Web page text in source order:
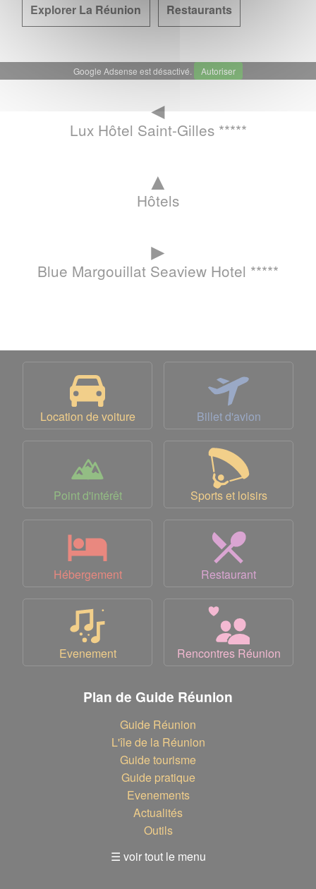
Explorer La Réunion Restaurants
Google Adsense est désactivé. Autoriser
◄
Lux Hôtel Saint-Gilles *****
▲
Hôtels
►
Blue Margouillat Seaview Hotel *****
Location de voiture Billet d'avion
Point d'intérêt Sports et loisirs
Hébergement Restaurant
Evenement Rencontres Réunion
Plan de Guide Réunion
Guide Réunion
L'île de la Réunion
Guide tourisme
Guide pratique
Evenements
Actualités
Outils
☰ voir tout le menu